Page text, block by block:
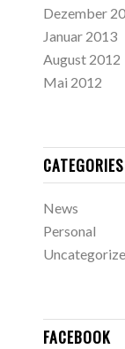
Dezember
Januar 2013
August 2012
Mai 2012
CATEGORIES
News
Personal
FACEBOOK